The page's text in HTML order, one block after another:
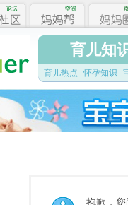
育儿知
育儿热点 怀孕知识
抱歉，